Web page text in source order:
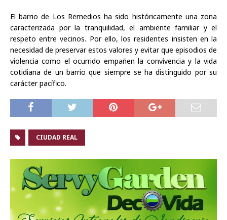
El barrio de Los Remedios ha sido históricamente una zona
caracterizada por la tranquilidad, el ambiente familiar y el
respeto entre vecinos. Por ello, los residentes insisten en la
necesidad de preservar estos valores y evitar que episodios de
violencia como el ocurrido empañen la convivencia y la vida
cotidiana de un barrio que siempre se ha distinguido por su
carácter pacífico.
CIUDAD REAL